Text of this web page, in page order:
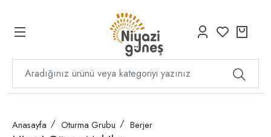
Anasayfa Oturma Grubu Berjer